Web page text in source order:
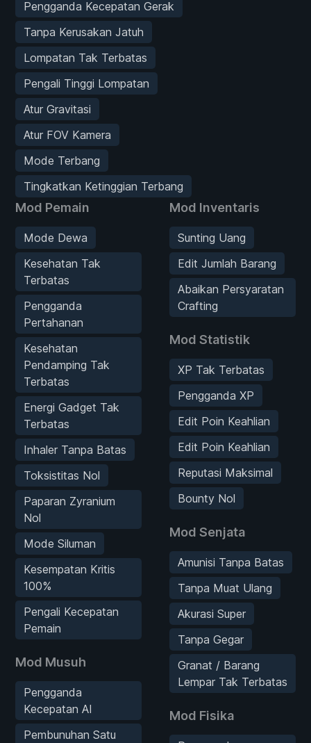
Pengganda Kecepatan Gerak
Tanpa Kerusakan Jatuh
Lompatan Tak Terbatas
Pengali Tinggi Lompatan
Atur Gravitasi
Atur FOV Kamera
Mode Terbang
Tingkatkan Ketinggian Terbang
Mod Pemain
Mode Dewa
Kesehatan Tak
Terbatas
Pengganda
Pertahanan
Kesehatan
Pendamping Tak
Terbatas
Energi Gadget Tak
Terbatas
Inhaler Tanpa Batas
Toksistitas Nol
Paparan Zyranium
Nol
Mode Siluman
Kesempatan Kritis
100%
Pengali Kecepatan
Pemain
Mod Musuh
Pengganda
Kecepatan AI
Pembunuhan Satu
Mod Inventaris
Sunting Uang
Edit Jumlah Barang
Abaikan Persyaratan
Crafting
Mod Statistik
XP Tak Terbatas
Pengganda XP
Edit Poin Keahlian
Edit Poin Keahlian
Reputasi Maksimal
Bounty Nol
Mod Senjata
Amunisi Tanpa Batas
Tanpa Muat Ulang
Akurasi Super
Tanpa Gegar
Granat / Barang
Lempar Tak Terbatas
Mod Fisika